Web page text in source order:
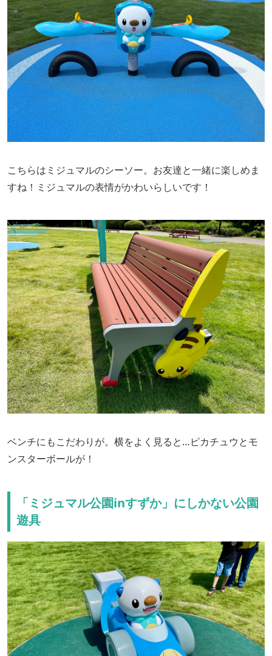
こちらはミジュマルのシーソー。お友達と一緒に楽しめま
すね！ミジュマルの表情がかわいらしいです！
ベンチにもこだわりが。横をよく見ると…ピカチュウとモ
ンスターボールが！
「ミジュマル公園inすずか」にしかない公園
遊具